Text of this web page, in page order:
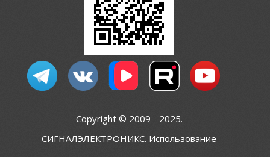
Copyright © 2009 - 2025.
СИГНАЛЭЛЕКТРОНИКС. Использование